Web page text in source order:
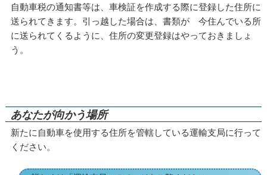
自動車税の通知書等は、車検証を作成する際に登録した住所に
送られてきます。引っ越した場合は、書類が 今住んでいる所
に送られてくるように、住所の変更登録はやっておきましょ
う。
あなたが向かう場所
新たに自動車を使用する住所を管轄している運輸支局に行って
ください。